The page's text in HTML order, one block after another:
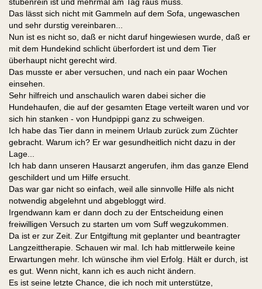
Das lässt sich nicht mit Gammeln auf dem Sofa, ungewaschen
und sehr durstig vereinbaren...
Nun ist es nicht so, daß er nicht daruf hingewiesen wurde, daß er
mit dem Hundekind schlicht überfordert ist und dem Tier
überhaupt nicht gerecht wird.
Das musste er aber versuchen, und nach ein paar Wochen
einsehen.
Sehr hilfreich und anschaulich waren dabei sicher die
Hundehaufen, die auf der gesamten Etage verteilt waren und vor
sich hin stanken - von Hundpippi ganz zu schweigen.
Ich habe das Tier dann in meinem Urlaub zurück zum Züchter
gebracht. Warum ich? Er war gesundheitlich nicht dazu in der
Lage...
Ich hab dann unseren Hausarzt angerufen, ihm das ganze Elend
geschildert und um Hilfe ersucht.
Das war gar nicht so einfach, weil alle sinnvolle Hilfe als nicht
notwendig abgelehnt und abgebloggt wird.
Irgendwann kam er dann doch zu der Entscheidung einen
freiwilligen Versuch zu starten um vom Suff wegzukommen.
Da ist er zur Zeit. Zur Entgiftung mit geplanter und beantragter
Langzeittherapie. Schauen wir mal. Ich hab mittlerweile keine
Erwartungen mehr. Ich wünsche ihm viel Erfolg. Hält er durch, ist
es gut. Wenn nicht, kann ich es auch nicht ändern.
Es ist seine letzte Chance, die ich noch mit unterstütze,